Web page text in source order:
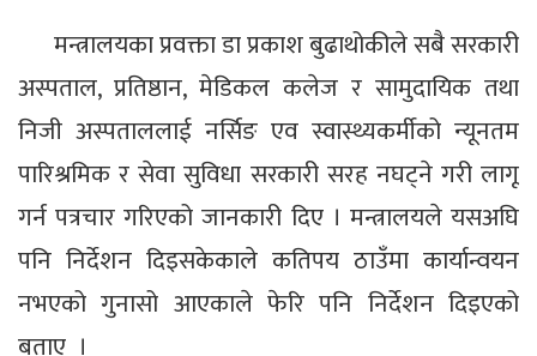
मन्त्रालयका प्रवक्ता डा प्रकाश बुढाथोकीले सबै सरकारी
अस्पताल, प्रतिष्ठान, मेडिकल कलेज र सामुदायिक तथा
निजी अस्पताललाई नर्सिङ एव स्वास्थ्यकर्मीको न्यूनतम
पारिश्रमिक र सेवा सुविधा सरकारी सरह नघट्ने गरी लागू
गर्न पत्रचार गरिएको जानकारी दिए । मन्त्रालयले यसअघि
पनि निर्देशन दिइसकेकाले कतिपय ठाउँमा कार्यान्वयन
नभएको गुनासो आएकाले फेरि पनि निर्देशन दिइएको
बताए ।